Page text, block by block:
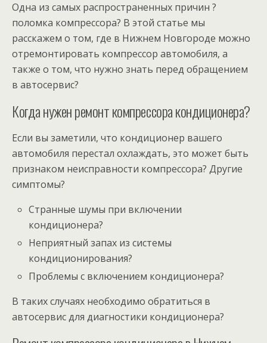
Одна из самых распространенных причин ?
поломка компрессора? В этой статье мы
расскажем о том, где в Нижнем Новгороде можно
отремонтировать компрессор автомобиля, а
также о том, что нужно знать перед обращением
в автосервис?
Когда нужен ремонт компрессора кондиционера?
Если вы заметили, что кондиционер вашего
автомобиля перестал охлаждать, это может быть
признаком неисправности компрессора? Другие
симптомы?
Странные шумы при включении
кондиционера?
Неприятный запах из системы
кондиционирования?
Проблемы с включением кондиционера?
В таких случаях необходимо обратиться в
автосервис для диагностики кондиционера?